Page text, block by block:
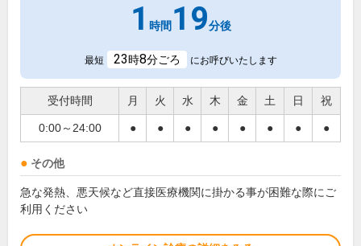
1 時間19分後
最短 23時8分ごろ にお呼びいたします
受付時間 月 火 水 木 金 土 日 祝
0:00～24:00 ● ● ● ● ● ● ● ●
その他
急な発熱、悪天候など直接医療機関に掛かる事が困難な際にご
利用ください